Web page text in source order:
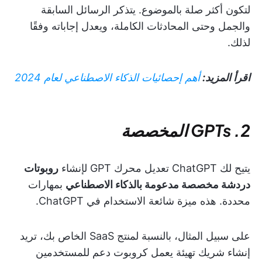
لتكون أكثر صلة بالموضوع. يتذكر الرسائل السابقة
والجمل وحتى المحادثات الكاملة، ويعدل إجاباته وفقًا
لذلك.
اقرأ المزيد:أهم إحصائيات الذكاء الاصطناعي لعام 2024
2. GPTs المخصصة
يتيح لك ChatGPT تعديل محرك GPT لإنشاء
روبوتات
دردشة مخصصة مدعومة بالذكاء الاصطناعي بمهارات
محددة. هذه ميزة شائعة الاستخدام في ChatGPT.
على سبيل المثال، بالنسبة لمنتج SaaS الخاص بك، تريد
إنشاء شريك تهيئة يعمل كروبوت دعم للمستخدمين